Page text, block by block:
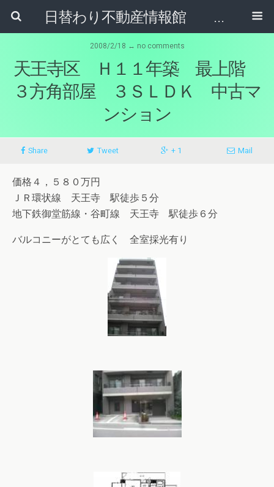
日替わり不動産情報館 リア･ライブログ
2008/2/18 ↔ no comments
天王寺区 Ｈ１１年築 最上階
３方角部屋 ３ＳＬＤＫ 中古マ
ンション
Share Tweet + 1 Mail
価格４，５８０万円
ＪＲ環状線 天王寺 駅徒歩５分
地下鉄御堂筋線・谷町線 天王寺 駅徒歩６分
バルコニーがとても広く 全室採光有り